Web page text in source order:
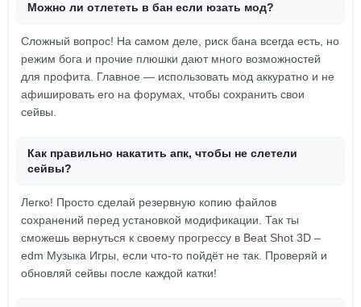
Можно ли отлететь в бан если юзать мод?
Сложный вопрос! На самом деле, риск бана всегда есть, но
режим бога и прочие плюшки дают много возможностей
для профита. Главное — использовать мод аккуратно и не
афишировать его на форумах, чтобы сохранить свои
сейвы.
Как правильно накатить апк, чтобы не слетели
сейвы?
Легко! Просто сделай резервную копию файлов
сохранений перед установкой модификации. Так ты
сможешь вернуться к своему прогрессу в Beat Shot 3D –
edm Музыка Игры, если что-то пойдёт не так. Проверяй и
обновляй сейвы после каждой катки!